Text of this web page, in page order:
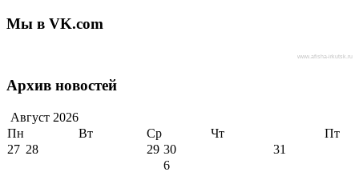
Мы в VK.com
www.afisha-irkutsk.ru
Архив новостей
Август 2026
Пн
Вт Ср Чт
Пт
27 28 29 30 31
6